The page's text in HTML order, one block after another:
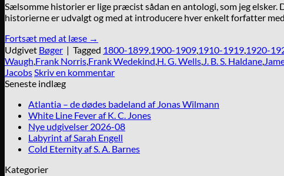
Sælsomme historier er lige præcist sådan en antologi, som jeg
historierne er udvalgt og med at introducere hver enkelt forfatter
Fortsæt med at læse →
Udgivet Bøger | Tagged 1800-1899,1900-1909,1910-1919,1920-
Waugh,Frank Norris,Frank Wedekind,H. G. Wells,J. B. S. Haldane,
JacobsSkriv en kommentar
Seneste indlæg
Atlantia – de dødes badeland af Jonas Wilmann
White Line Fever af K. C. Jones
Nye udgivelser 2026-08
Labyrint af Sarah Engell
Cold Eternity af S. A. Barnes
Kategorier